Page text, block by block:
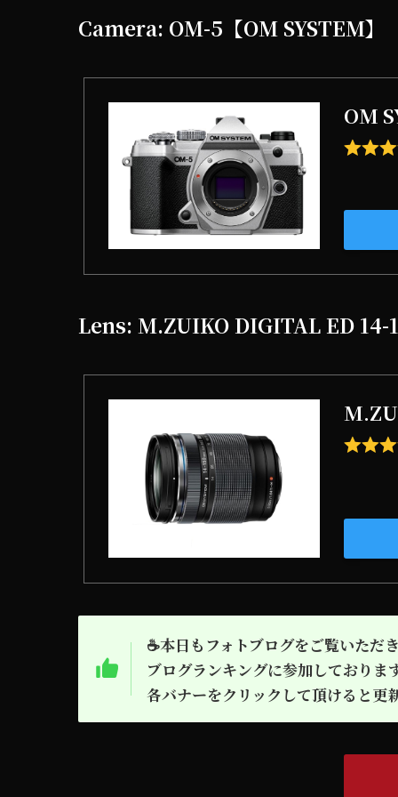
Camera: OM-5【OM SYSTEM】
OM
Lens: M.ZUIKO DIGITAL ED
☕本日もフォトブログをご覧いた
ブログランキングに参加しており
各バナーをクリックして頂けると更